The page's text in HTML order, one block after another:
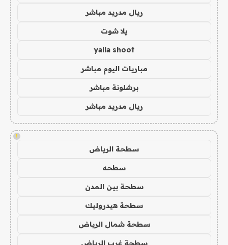
ريال مدريد مباشر
يلا شوت
yalla shoot
مباريات اليوم مباشر
برشلونة مباشر
ريال مدريد مباشر
!
سطحة الرياض
سطحه
سطحة بين المدن
سطحة هيدروليك
سطحة شمال الرياض
سطحة غرب الرياض